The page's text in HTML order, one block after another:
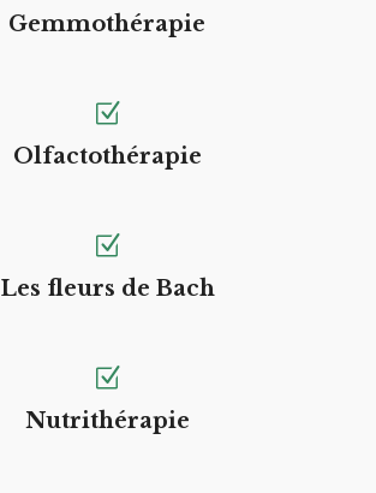
Gemmothérapie
Olfactothérapie
Les fleurs de Bach
Nutrithérapie